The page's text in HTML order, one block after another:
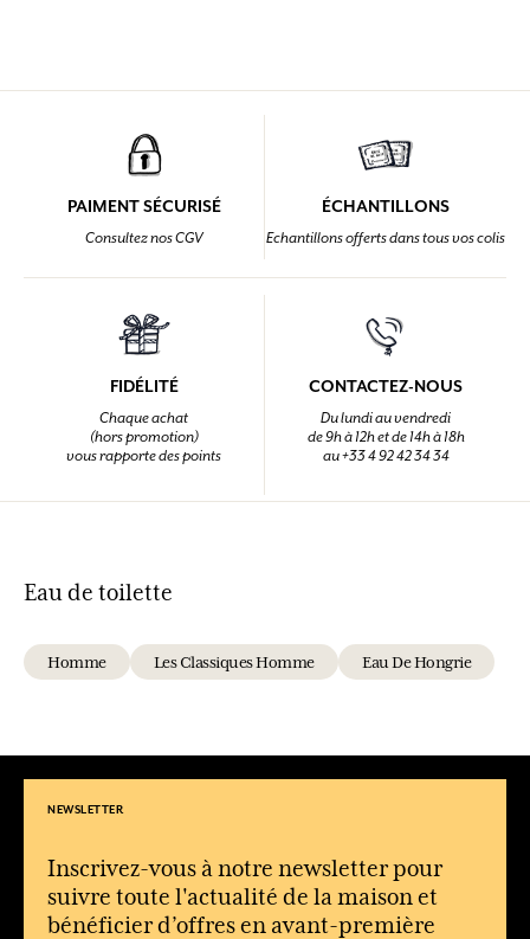
PAIMENT SÉCURISÉ
Consultez nos CGV
ÉCHANTILLONS
Echantillons offerts dans tous vos colis
FIDÉLITÉ
Chaque achat
(hors promotion)
vous rapporte des points
CONTACTEZ-NOUS
Du lundi au vendredi
de 9h à 12h et de 14h à 18h
au +33 4 92 42 34 34
Eau de toilette
Homme Les Classiques Homme Eau De Hongrie
NEWSLETTER
Inscrivez-vous à notre newsletter pour
suivre toute l'actualité de la maison et
bénéficier d’offres en avant-première